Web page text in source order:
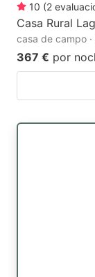
10 (2
Casa Rural
casa de campo
367 € por